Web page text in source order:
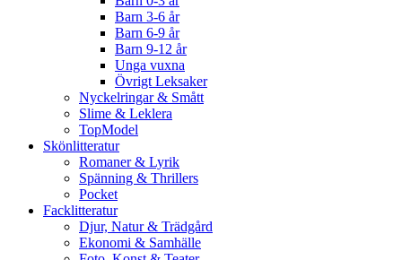
Barn 3-6 år
Barn 6-9 år
Barn 9-12 år
Unga vuxna
Övrigt Leksaker
Nyckelringar & Smått
Slime & Leklera
TopModel
Skönlitteratur
Romaner & Lyrik
Spänning & Thrillers
Pocket
Facklitteratur
Djur, Natur & Trädgård
Ekonomi & Samhälle